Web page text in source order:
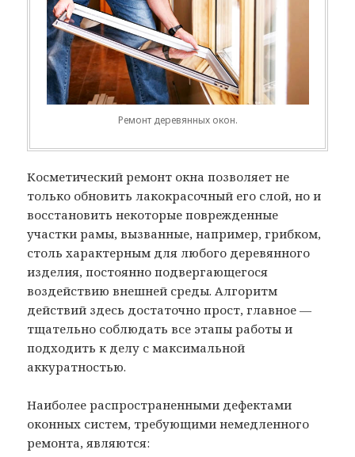
Ремонт деревянных окон.
Косметический ремонт окна позволяет не
только обновить лакокрасочный его слой, но и
восстановить некоторые поврежденные
участки рамы, вызванные, например, грибком,
столь характерным для любого деревянного
изделия, постоянно подвергающегося
воздействию внешней среды. Алгоритм
действий здесь достаточно прост, главное —
тщательно соблюдать все этапы работы и
подходить к делу с максимальной
аккуратностью.
Наиболее распространенными дефектами
оконных систем, требующими немедленного
ремонта, являются: